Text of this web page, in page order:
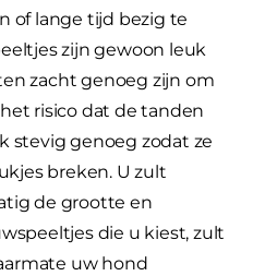
of lange tijd bezig te
zijn gewoon leuk
zacht genoeg zijn om
risico dat de tanden
stevig genoeg zodat ze
breken. U zult
de grootte en
die u kiest, zult
uw hond